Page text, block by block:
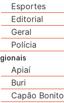
Esportes
Editorial
Geral
Polícia
Apiaí
Buri
Capão Bonito